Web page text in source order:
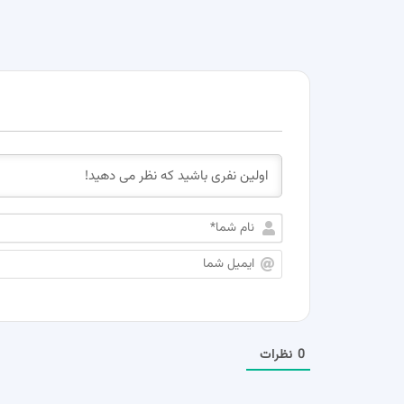
0 نظرات